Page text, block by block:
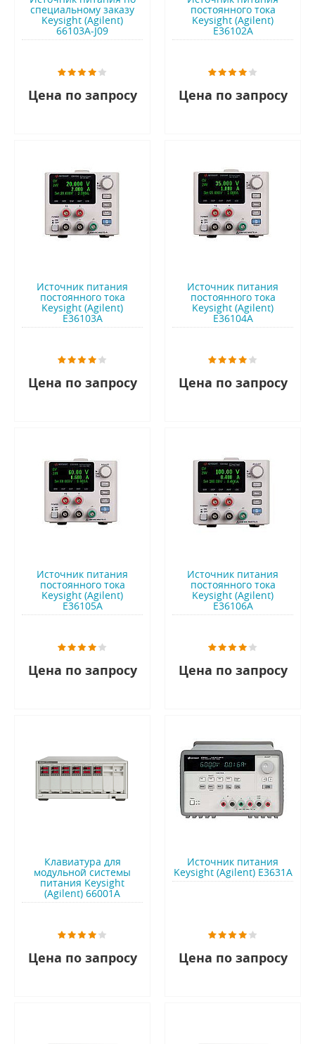
специальному заказу
Keysight (Agilent)
66103A-J09
Цена по запросу
постоянного тока
Keysight (Agilent)
E36102A
Цена по запросу
Источник питания
постоянного тока
Keysight (Agilent)
E36103A
Цена по запросу
Источник питания
постоянного тока
Keysight (Agilent)
E36104A
Цена по запросу
Источник питания
постоянного тока
Keysight (Agilent)
E36105A
Цена по запросу
Источник питания
постоянного тока
Keysight (Agilent)
E36106A
Цена по запросу
Клавиатура для
модульной системы
питания Keysight
(Agilent) 66001A
Цена по запросу
Источник питания
Keysight (Agilent) E3631A
Цена по запросу